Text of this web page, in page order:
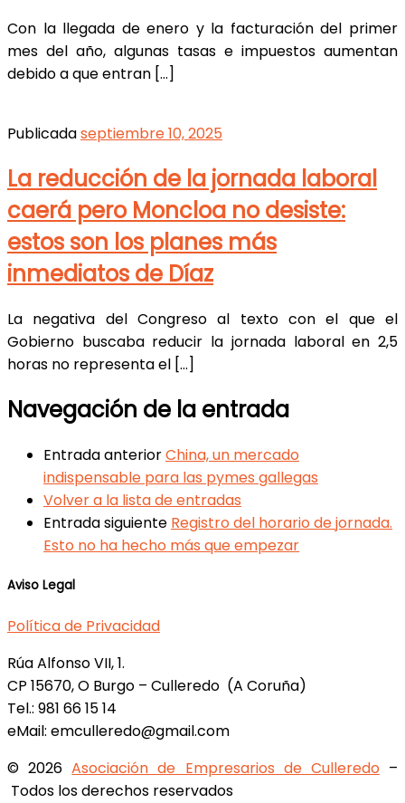
Con la llegada de enero y la facturación del primer
mes del año, algunas tasas e impuestos aumentan
debido a que entran […]
Publicadaseptiembre 10, 2025
La reducción de la jornada laboral
caerá pero Moncloa no desiste:
estos son los planes más
inmediatos de Díaz
La negativa del Congreso al texto con el que el
Gobierno buscaba reducir la jornada laboral en 2,5
horas no representa el […]
Navegación de la entrada
Entrada anteriorChina, un mercado
indispensable para las pymes gallegas
Volver a la lista de entradas
Entrada siguiente Registro del horario de jornada.
Esto no ha hecho más que empezar
Aviso Legal
Política de Privacidad
Rúa Alfonso VII, 1.
CP 15670, O Burgo – Culleredo (A Coruña)
Tel.: 981 66 15 14
eMail: emculleredo@gmail.com
© 2026Asociación de Empresarios de Culleredo–
Todos los derechos reservados